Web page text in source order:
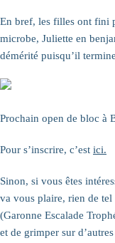
En bref, les filles ont fini
microbe, Juliette en
démérité puisqu’il
Prochain open de bloc à
Pour s’inscrire, c’est ici.
Sinon, si vous êtes
va vous plaire, rien de
(Garonne Escalade
et de grimper sur